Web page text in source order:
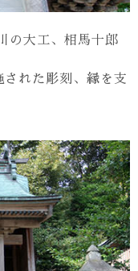
の大工、相馬十郎
れた彫刻、縁を支